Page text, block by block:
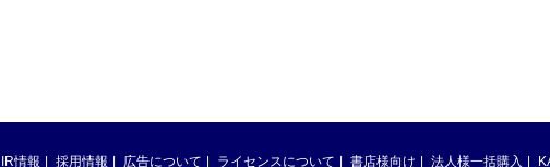
IR情報 採用情報 広告について ライセンスについて 書店様向け 法人様一括購入